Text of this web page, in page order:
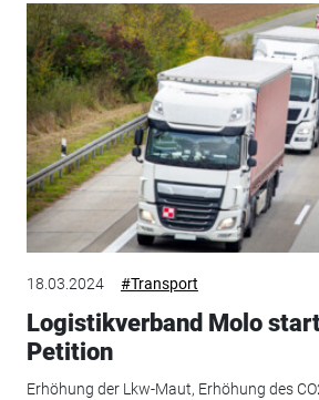
18.03.2024 #Transport
Logistikverband Molo
Petition
Erhöhung der Lkw-Maut, Erhöhung des